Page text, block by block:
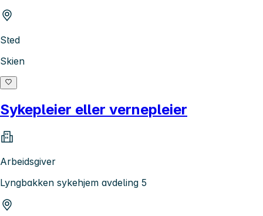
Sted
Skien
Sykepleier eller vernepleier
Arbeidsgiver
Lyngbakken sykehjem avdeling 5